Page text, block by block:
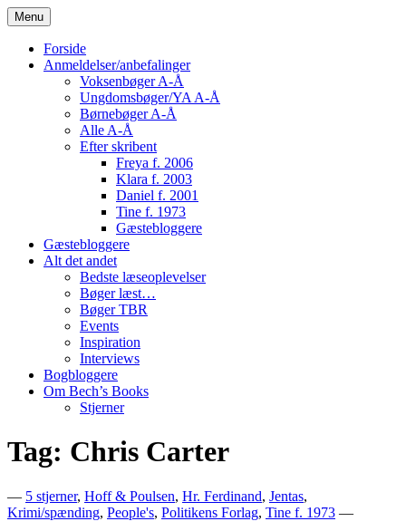
Skip
to
content
Menu
Forside
Anmeldelser/anbefalinger
Voksenbøger A-Å
Ungdomsbøger/YA A-Å
Børnebøger A-Å
Alle A-Å
Efter skribent
Freya f. 2006
Klara f. 2003
Daniel f. 2001
Tine f. 1973
Gæstebloggere
Gæstebloggere
Alt det andet
Bedste læseoplevelser
Bøger læst…
Bøger TBR
Events
Inspiration
Interviews
Bogbloggere
Om Bech’s Books
Stjerner
Bech's Books
Bogblog – Vi ♥ Bøger
Tag: Chris Carter
— 5 stjerner, Hoff & Poulsen, Hr. Ferdinand, Jentas,
Krimi/spænding, People's, Politikens Forlag, Tine f. 1973 —